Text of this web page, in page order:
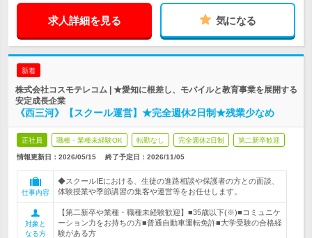
求人詳細を見る 気になる
新着
株式会社コスモテレコム | ★愛知に根差し、モバイルと教育事業を展開する
安定成長企業
《西三河》【スクール運営】★完全週休2日制★残業少なめ
正社員 職種・業種未経験OK 転勤なし 完全週休2日制 第二新卒歓迎
情報更新日：2026/05/15 終了予定日： 2026/11/05
仕事内容
◆スクールIEにおける、生徒の進路相談や保護者の方との面談、
体験授業や季節講習の集客や運営等をお任せします。
対象と
なる方
【第二新卒や業種・職種未経験歓迎】■35歳以下(※)■コミュニケ
ーション力をお持ちの方■普通自動車運転免許■大学受験の合格経
験がある方